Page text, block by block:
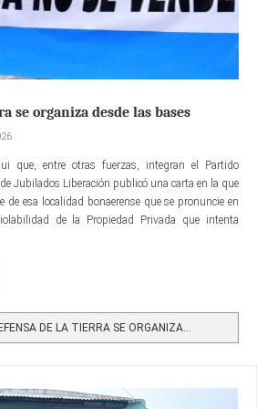
se organiza desde las bases
que, entre otras fuerzas, integran el Partido
Jubilados Liberación publicó una carta en la que
de esa localidad bonaerense que se pronuncie en
de la Propiedad Privada que intenta
DE LA TIERRA SE ORGANIZA...